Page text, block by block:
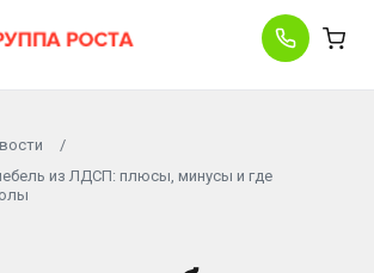
/
из ЛДСП: плюсы, минусы и где